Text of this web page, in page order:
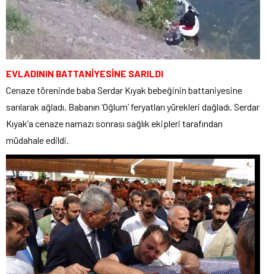
EVLADININ BATTANİYESİNE SARILDI
Cenaze töreninde baba Serdar Kıyak bebeğinin battaniyesine
sarılarak ağladı. Babanın ‘Oğlum’ feryatları yürekleri dağladı. Serdar
Kıyak’a cenaze namazı sonrası sağlık ekipleri tarafından
müdahale edildi.